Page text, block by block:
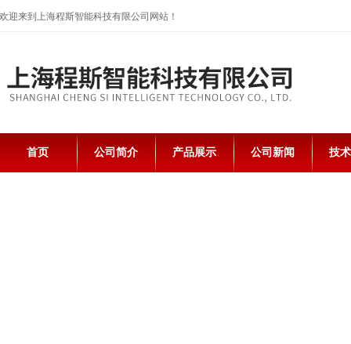
欢迎来到上海程斯智能科技有限公司网站！
首页 公司简介 产品展示 公司新闻 技